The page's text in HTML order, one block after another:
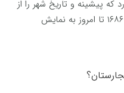
که پیشینه و تاریخ شهر را از
زمان رهایی از ترکهای عثمانی از سال ۱۶۸۶ تا امروز به نمایش